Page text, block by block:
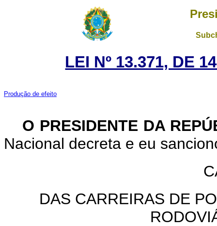
LEI Nº 13.371, DE
Produção de efeito
O PRESIDENTE DA
Nacional decreta e eu
DAS CARREIRAS DE